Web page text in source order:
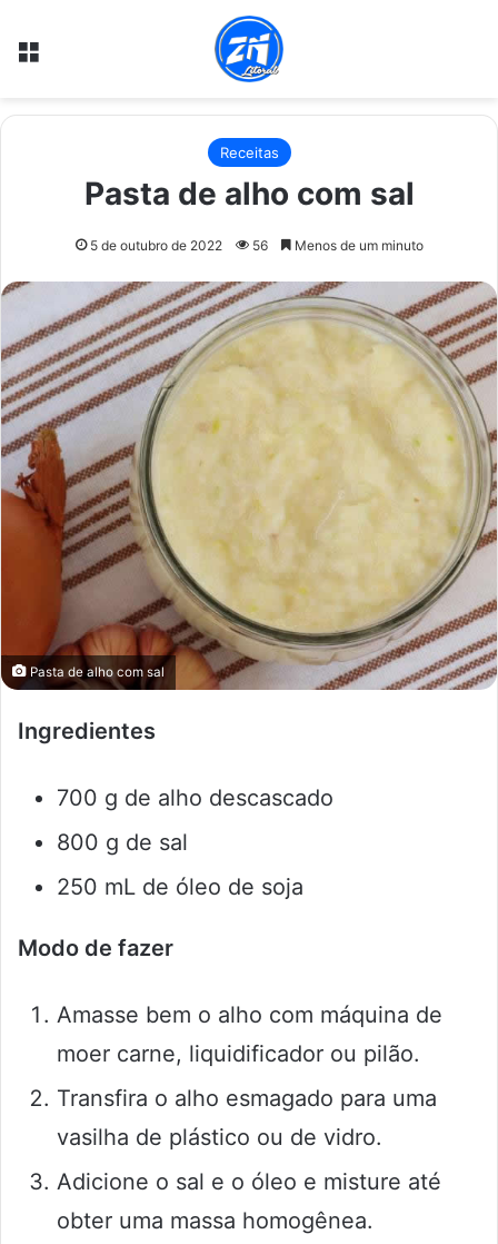
Menu
Receitas
Pasta de alho com sal
5 de outubro de 2022 56 Menos de um minuto
Pasta de alho com sal
Ingredientes
700 g de alho descascado
800 g de sal
250 mL de óleo de soja
Modo de fazer
Amasse bem o alho com máquina de
moer carne, liquidificador ou pilão.
Transfira o alho esmagado para uma
vasilha de plástico ou de vidro.
Adicione o sal e o óleo e misture até
obter uma massa homogênea.